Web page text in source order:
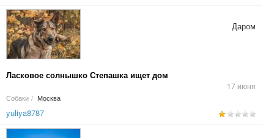
Ласковое солнышко Степашка ищет дом
17 июня
Собаки / Москва
Даром
yuliya8787